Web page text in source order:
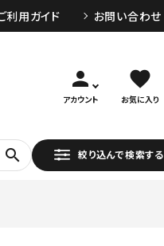
利用ガイド お問い合わせ
person
アカウント
favorite
お気に入り
search 絞り込んで検索する